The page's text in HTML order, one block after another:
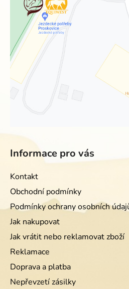
Informace pro vás
Kontakt
Obchodní podmínky
Podmínky ochrany osobních
Jak nakupovat
Jak vrátit nebo reklamovat zboží
Reklamace
Doprava a platba
Nepřevzetí zásilky